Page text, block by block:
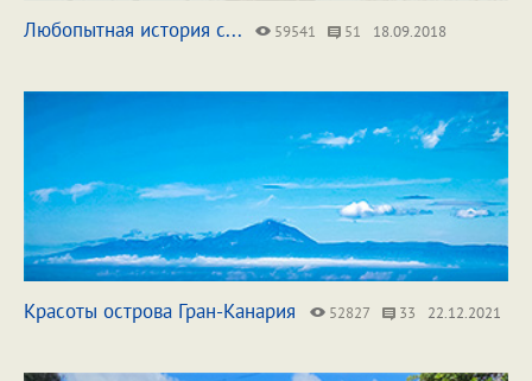
Любопытная история с... 59541 51 18.09.2018
Красоты острова Гран-Канария 52827 33 22.12.2021